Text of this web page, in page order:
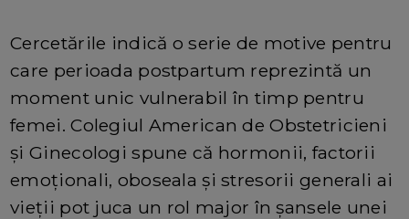
Cercetările indică o serie de motive pentru
care perioada postpartum reprezintă un
moment unic vulnerabil în timp pentru
femei. Colegiul American de Obstetricieni
și Ginecologi spune că hormonii, factorii
emoționali, oboseala și stresorii generali ai
vieții pot juca un rol major în șansele unei